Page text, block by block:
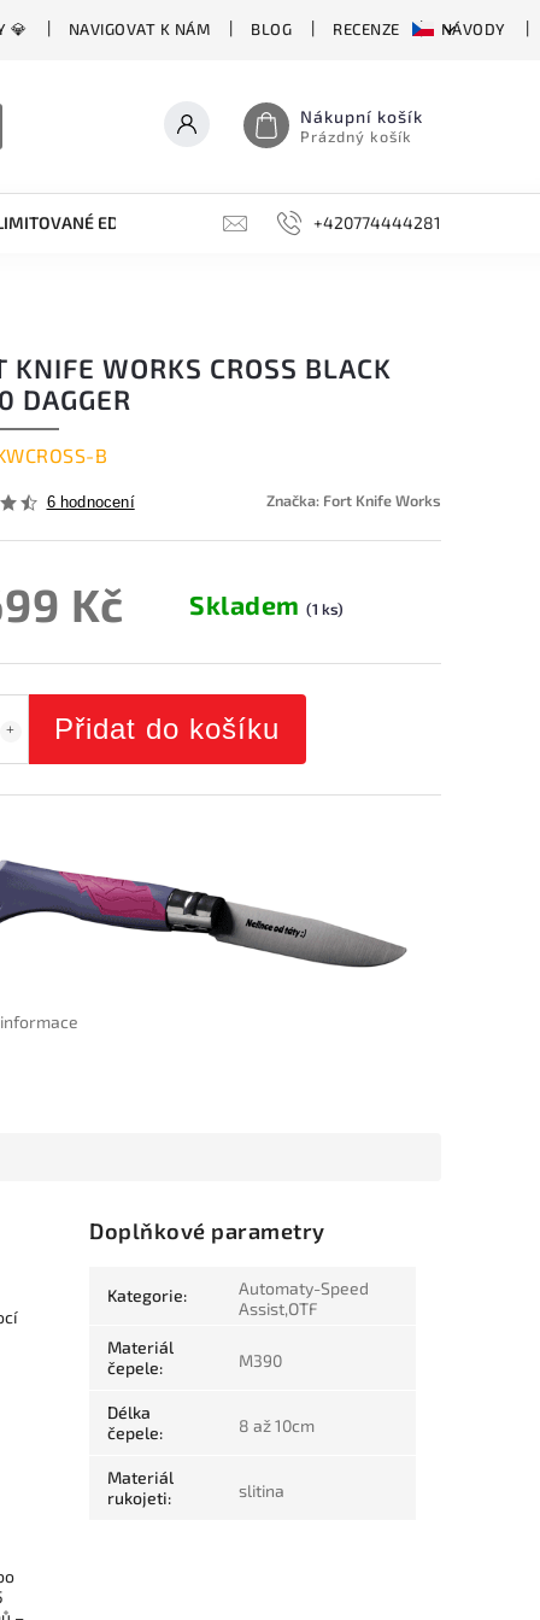
💎 NAVIGOVAT K NÁM BLOG RECENZE NÁVODY
Nákupní košík
Prázdný košík
EDICE BROUSKY, BRUSKY, OCÍLKY
+420774444281
KNIFE WORKS CROSS BLACK
DAGGER
B
6 hodnocení Značka: Fort Knife Works
Kč Skladem(1 ks)
Přidat do košíku
Doplňkové parametry
Kategorie:
Automaty-Speed
Assist,OTF
Materiál
čepele: M390
Délka
čepele: 8 až 10cm
Materiál
rukojeti: slitina